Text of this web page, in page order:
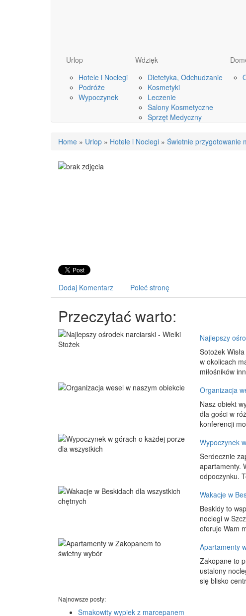
Urlop
Hotele i Noclegi
Podróże
Wypoczynek
Wdzięk
Dietetyka, Odchudzanie
Kosmetyki
Leczenie
Salony Kosmetyczne
Sprzęt Medyczny
Home » Urlop » Hotele i Noclegi » Świetnie przygotowanie
Dodaj Komentarz Poleć stronę
Przeczytać warto:
Najlepszy
Sotożek
w okolicach
miłośników
Organizacja
Nasz obiekt
dla gości w
konferencji
Wypoczynek
Serdecznie
apartamenty.
odpoczynku.
Wakacje w
Beskidy to
noclegi w
oferuje Wam
Apartamenty
Zakopane to
ustalony
się blisko
Najnowsze posty:
Smakowity wypiek z marcepanem